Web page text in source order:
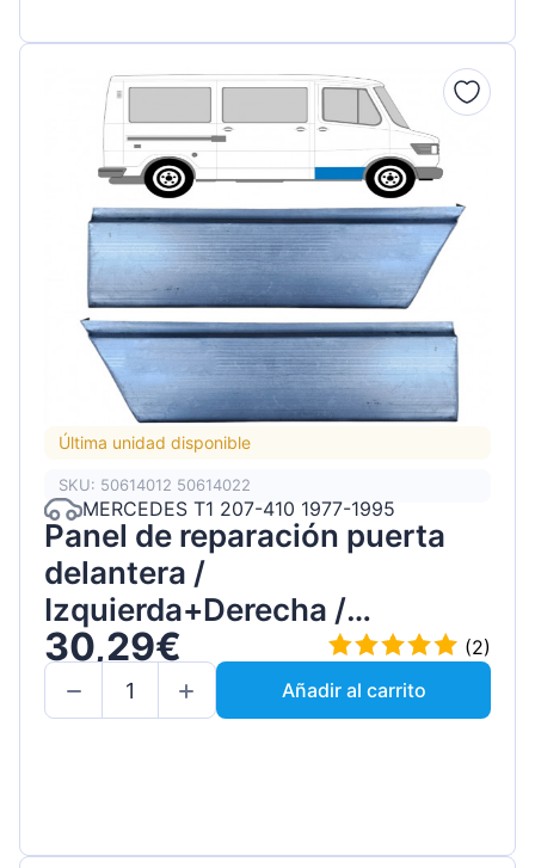
Última unidad disponible
SKU: 50614012 50614022
MERCEDES T1 207-410 1977-1995
Panel de reparación puerta
delantera /
Izquierda+Derecha /
Conjunto
30,29€
(2)
Añadir al carrito